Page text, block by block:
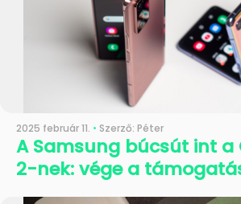
2025 február 11. • Szerző: Péter
A Samsung búcsút int a
2-nek: vége a